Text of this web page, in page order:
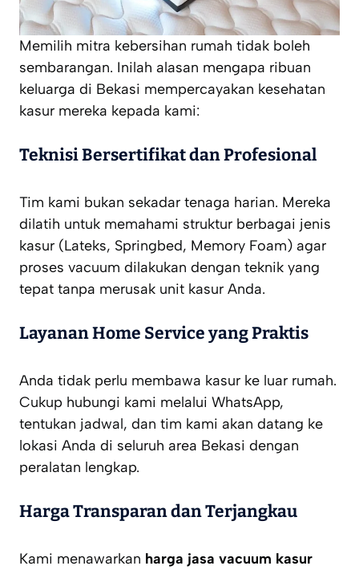
Memilih mitra kebersihan rumah tidak boleh
sembarangan. Inilah alasan mengapa ribuan
keluarga di Bekasi mempercayakan kesehatan
kasur mereka kepada kami:
Teknisi Bersertifikat dan Profesional
Tim kami bukan sekadar tenaga harian. Mereka
dilatih untuk memahami struktur berbagai jenis
kasur (Lateks, Springbed, Memory Foam) agar
proses vacuum dilakukan dengan teknik yang
tepat tanpa merusak unit kasur Anda.
Layanan Home Service yang Praktis
Anda tidak perlu membawa kasur ke luar rumah.
Cukup hubungi kami melalui WhatsApp,
tentukan jadwal, dan tim kami akan datang ke
lokasi Anda di seluruh area Bekasi dengan
peralatan lengkap.
Harga Transparan dan Terjangkau
Kami menawarkan harga jasa vacuum kasur